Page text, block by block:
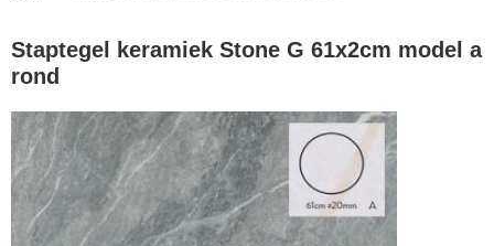
Staptegel keramiek Stone G 61x2cm model a
rond